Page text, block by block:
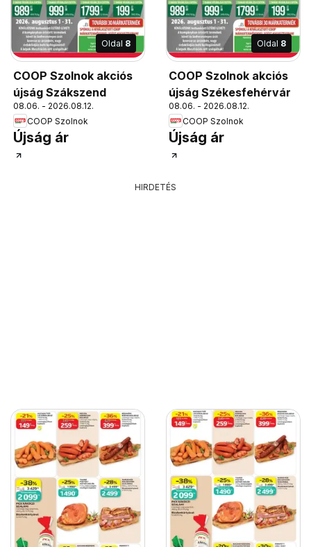
Oldal 8
COOP Szolnok akciós
újság Szákszend
08.06. - 2026.08.12.
COOP Szolnok
Újság ár
Oldal 8
COOP Szolnok akciós
újság Székesfehérvár
08.06. - 2026.08.12.
COOP Szolnok
Újság ár
HIRDETÉS